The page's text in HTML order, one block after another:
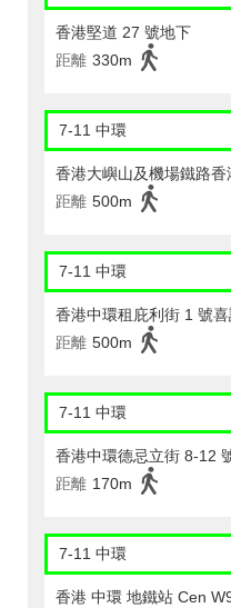
香港堅道 27 號地下
距離 330m
7-11 中環
香港大嶼山及機場鐵路
距離 500m
7-11 中環
香港中環租庇利街 1 號
距離 500m
7-11 中環
香港中環德忌立街 8-12
距離 170m
7-11 中環
香港 中環 地鐵站 Cen